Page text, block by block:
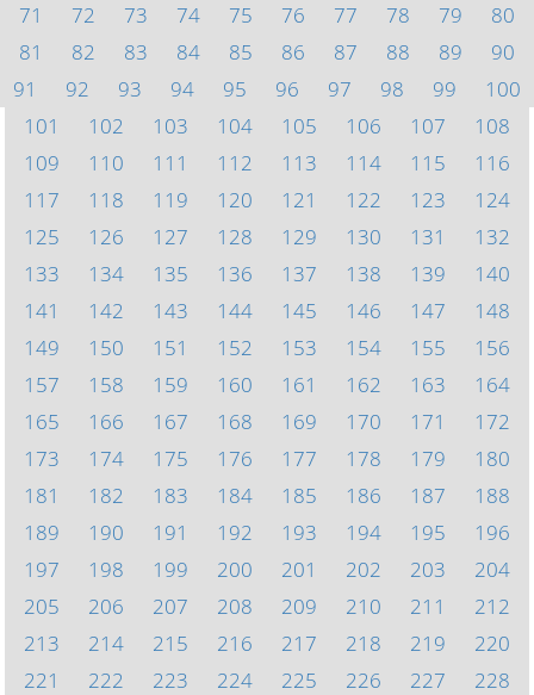
71
72 73 74 75 76 77 78 79
80
81
82 83 84 85 86 87 88 89
90
91
92 93 94 95 96 97 98 99
100
101
102 103 104 105 106 107
108
109
110 111 112 113 114 115
116
117
118 119 120 121 122 123
124
125
126 127 128 129 130 131
132
133
134 135 136 137 138 139
140
141
142 143 144 145 146 147
148
149
150 151 152 153 154 155
156
157
158 159 160 161 162 163
164
165
166 167 168 169 170 171
172
173
174 175 176 177 178 179
180
181
182 183 184 185 186 187
188
189
190 191 192 193 194 195
196
197
198 199 200 201 202 203
204
205
206 207 208 209 210 211
212
213
214 215 216 217 218 219
220
221
222 223 224 225 226 227
228